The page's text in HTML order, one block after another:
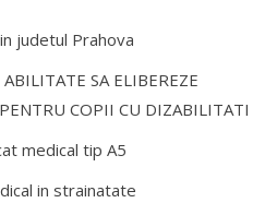
judetul Prahova
SA ELIBEREZE
COPII CU DIZABILITATI
medical tip A5
in strainatate